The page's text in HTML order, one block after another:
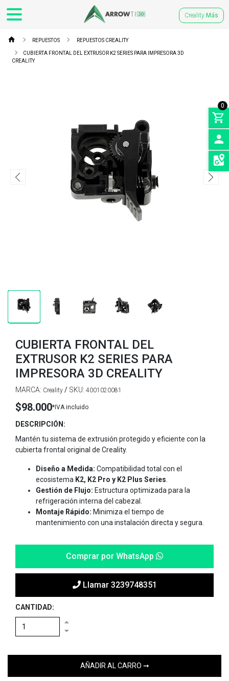
Creality Más
0
SEDES
REPUESTOS REPUESTOS CREALITY
CUBIERTA FRONTAL DEL EXTRUSOR K2 SERIES PARA IMPRESORA 3D
CREALITY
CUBIERTA FRONTAL DEL
EXTRUSOR K2 SERIES PARA
IMPRESORA 3D CREALITY
MARCA: Creality / SKU: 4001020081
$98.000*IVA incluido
DESCRIPCIÓN:
Mantén tu sistema de extrusión protegido y eficiente con la
cubierta frontal original de Creality.
Diseño a Medida: Compatibilidad total con el
ecosistema K2, K2 Pro y K2 Plus Series
Gestión de Flujo: Estructura optimizada para la
refrigeración interna del cabezal.
Montaje Rápido: Minimiza el tiempo de
mantenimiento con una instalación directa y segura.
Comprar por WhatsApp
Llamar 3239748351
CANTIDAD: